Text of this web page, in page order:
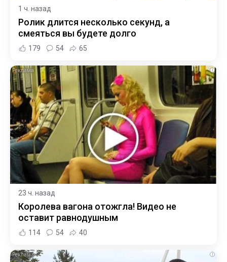
1 ч. назад
Ролик длится несколько секунд, а
смеяться вы будете долго
179 54 65
i
23 ч. назад
Королева вагона отожгла! Видео не
оставит равнодушным
114 54 40
i